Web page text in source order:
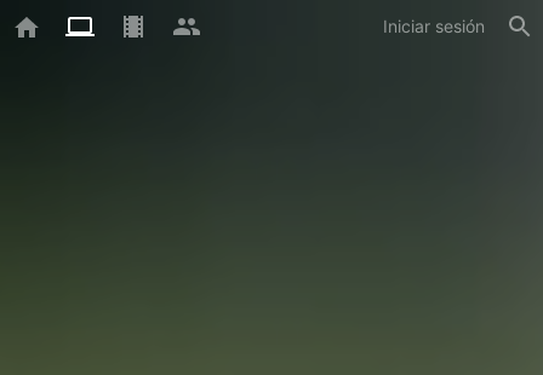
Iniciar sesión